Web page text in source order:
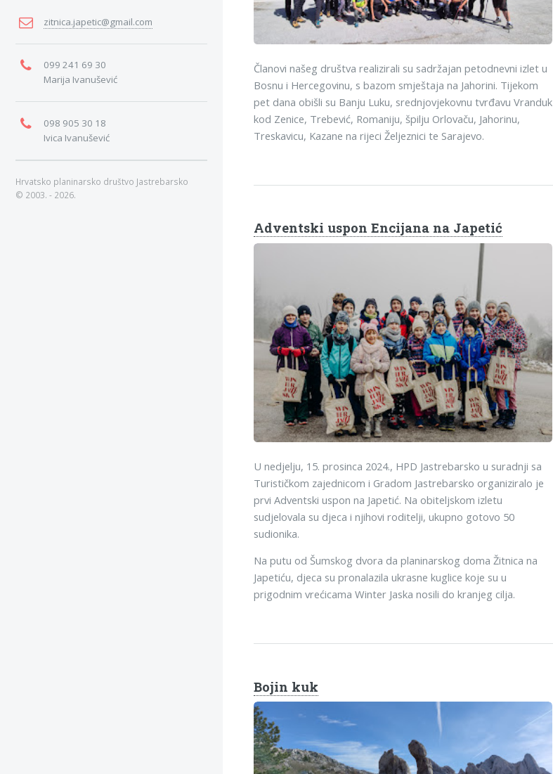
Članovi našeg društva realizirali su sadržajan petodnevni izlet u
Bosnu i Hercegovinu, s bazom smještaja na Jahorini. Tijekom
pet dana obišli su Banju Luku, srednjovjekovnu tvrđavu Vranduk
kod Zenice, Trebević, Romaniju, špilju Orlovaču, Jahorinu,
Treskavicu, Kazane na rijeci Željeznici te Sarajevo.
Adventski uspon Encijana na Japetić
U nedjelju, 15. prosinca 2024., HPD Jastrebarsko u suradnji sa
Turističkom zajednicom i Gradom Jastrebarsko organiziralo je
prvi Adventski uspon na Japetić. Na obiteljskom izletu
sudjelovala su djeca i njihovi roditelji, ukupno gotovo 50
sudionika.
Na putu od Šumskog dvora da planinarskog doma Žitnica na
Japetiću, djeca su pronalazila ukrasne kuglice koje su u
prigodnim vrećicama Winter Jaska nosili do kranjeg cilja.
Bojin kuk
zitnica.japetic@gmail.com
099 241 69 30
Marija Ivanušević
098 905 30 18
Ivica Ivanušević
Hrvatsko planinarsko društvo Jastrebarsko
© 2003. - 2026.